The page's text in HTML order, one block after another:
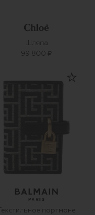
Шляпа
99 800 ₽
Текстильное портмоне